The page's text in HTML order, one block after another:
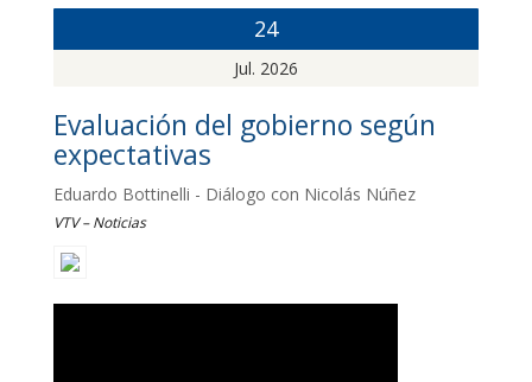
24
Jul. 2026
Evaluación del gobierno según
expectativas
Eduardo Bottinelli - Diálogo con Nicolás Núñez
VTV – Noticias